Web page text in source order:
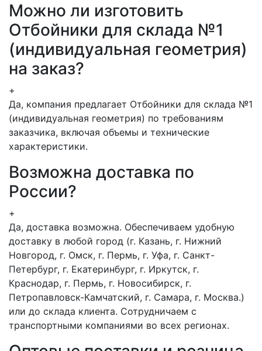
Можно ли изготовить
Отбойники для склада №1
(индивидуальная геометрия)
на заказ?
+
Да, компания предлагает Отбойники для склада №1
(индивидуальная геометрия) по требованиям
заказчика, включая объемы и технические
характеристики.
Возможна доставка по
России?
+
Да, доставка возможна. Обеспечиваем удобную
доставку в любой город (г. Казань, г. Нижний
Новгород, г. Омск, г. Пермь, г. Уфа, г. Санкт-
Петербург, г. Екатеринбург, г. Иркутск, г.
Краснодар, г. Пермь, г. Новосибирск, г.
Петропавловск-Камчатский, г. Самара, г. Москва.)
или до склада клиента. Сотрудничаем с
транспортными компаниями во всех регионах.